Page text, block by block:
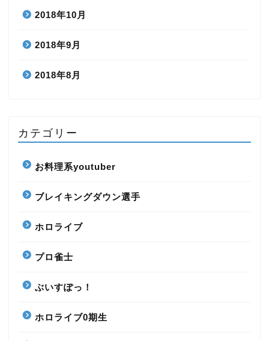
2018年10月
2018年9月
2018年8月
カテゴリー
お料理系youtuber
ブレイキングダウン選手
ホロライブ
プロ雀士
ぶいすぽっ！
ホロライブ0期生